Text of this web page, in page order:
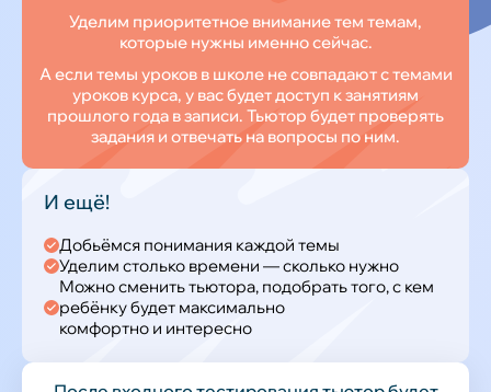
Уделим приоритетное внимание тем темам,
которые нужны именно сейчас.
А если темы уроков в школе не совпадают с темами
уроков курса, у вас будет доступ к занятиям
прошлого года в записи. Тьютор будет проверять
задания и отвечать на вопросы по ним.
И ещё!
Добьёмся понимания каждой темы
Уделим столько времени — сколько нужно
Можно сменить тьютора, подобрать того, с кем
ребёнку будет максимально
комфортно и интересно